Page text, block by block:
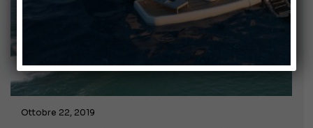
Ottobre 22, 2019